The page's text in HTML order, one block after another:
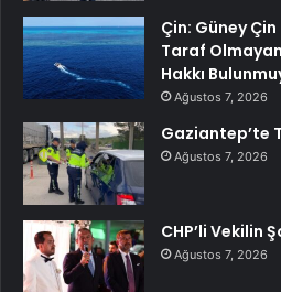
Çin: Güney
Taraf
Hakkı
Ağustos 7, 2026
Gaziantep’te
Ağustos 7, 2026
CHP’li Vekilin
Ağustos 7, 2026